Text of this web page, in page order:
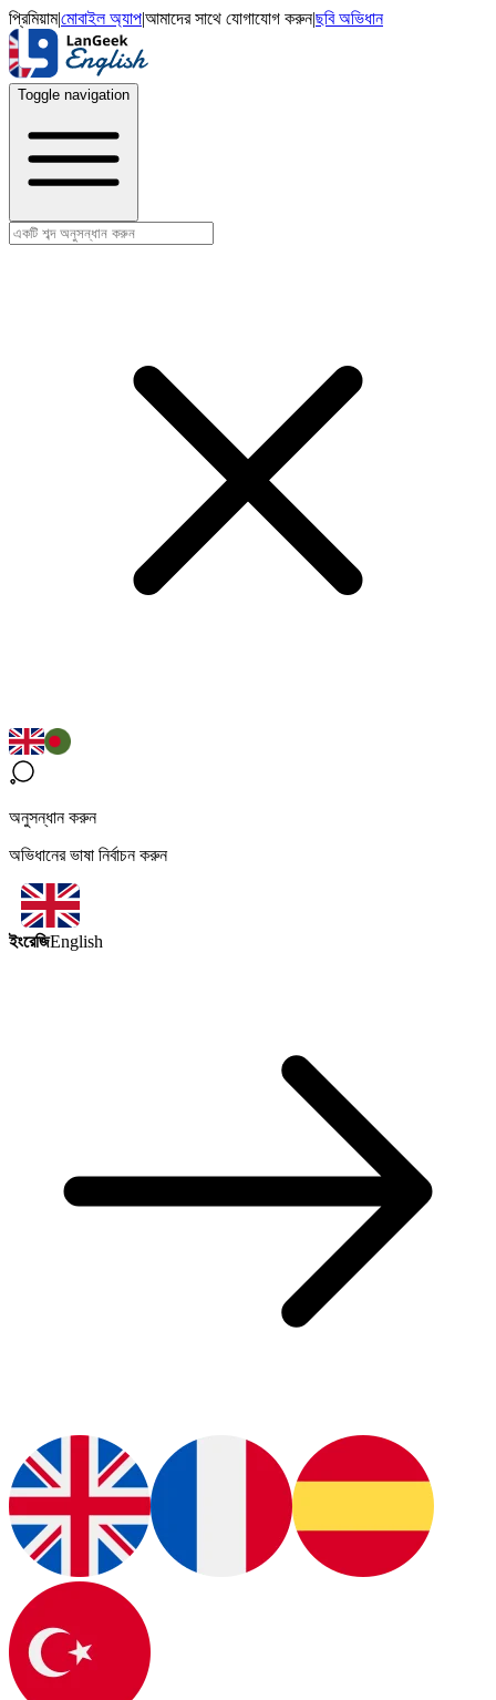
প্রিমিয়াম|মোবাইল অ্যাপ|আমাদের সাথে যোগাযোগ করুন|ছবি অভিধান
Toggle navigation
অনুসন্ধান করুন
অভিধানের ভাষা নির্বাচন করুন
ইংরেজিEnglish